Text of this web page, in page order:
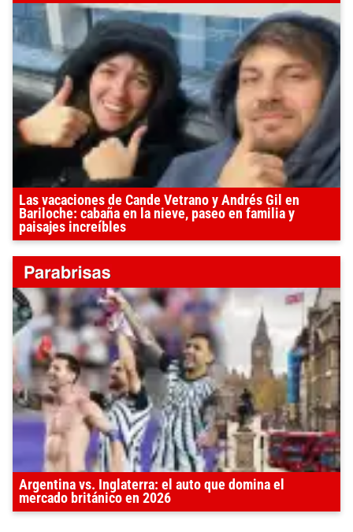
Las vacaciones de Cande Vetrano y Andrés Gil en
Bariloche: cabaña en la nieve, paseo en familia y
paisajes increíbles
Argentina vs. Inglaterra: el auto que domina el
mercado británico en 2026